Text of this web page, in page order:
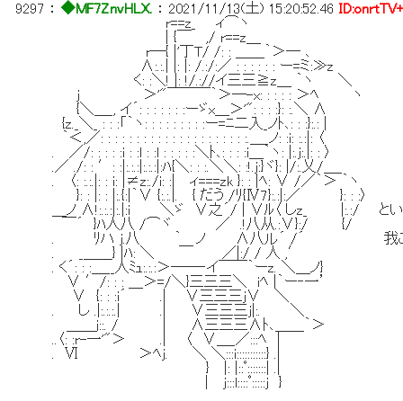
9297 ：◆MF7ZnvHLX. ：2021/11/13(土) 15:20:52.46
r==z_ ィ⌒ヽ
| {￣ ,/ r==z＿
r─{ |'丁T/ /: : ＿＿｀＞─ ､
∧:.:.| |: |: /.:/:／ : : : : : : ー=ミ:≫z
く: :＼! |: !/.://イ三三≧z＿ ｀ヽ ＼
j ＞'"￣￣￣｀＞─-x: : : : : ＞ﾍ ヽ
{＼＿_, イ´: : : : : : :ーゞx＿＞'": : : :}: :.＼ ∧
{z._＼_ : : :「｀ヽ: : : : : : : : :ー=ﾆ二入_ノﾄ､: : :}:.: |
｀＜,／: : : : : : : : : : : : : : : : : : : : :.＿_ノ: :i: :.:|: 〈
. ／/: : : : :i : :l : :l : : : : :＼ﾄ､: : : :i＿｀ヽ: |:.j:.|: : 〉
.／ ./: : ′: :|:.:.:|:.:.:|:ﾊ{＼: : :.＼＼: :!.j:}ヾ}: |/:.乂/＿_
. 〈: :.:.|: : i: |≠z:./i: :| ィ===zk }: : |ﾍ: ∨ /／｀＞ ｀ヽ
}: : |: : |:.{:|｀∨ {:.:.|. { だう /ﾘ{Ⅳ7}:.:|:／ }: : :〉
＿ノ ∧!:.:.:|:.|:i ＼ゞ ∨之´/ | ∨ﾙ〈 しz_ |:.:/ という
￣´ }ﾊ人八 /⌒ヾ ／ .!八从.:∨}:/ {/
. ﾘハ j.八 ｀ ノ ∧八ル´ /´ 我こそはとい
. _＿＿} |ﾊ: ＼ ￣ ／|:/ / 人 ,′
. く´: : :＿__人ﾐｭ:.:.:＞──‐イ￣￣｀ーz. ＼＿ノ}
∨ ′/: : : ＿＞=/＼}三三三＼ iﾍ |｀ー‐一’ ﾄｳ
∨ {: : :i´ .| ∨三三三j∨ ＼ ｵﾚﾊﾊﾟｽ、ｴ
. し .|:.:.:.| .| ∨三三三j|:. ＼ ｵｰﾃﾞｨﾝｶﾗﾉ
＿＿j::. / | ∧三三三∧ﾄ､＿＿｀＞
..〈: :r-一'"＞ .| 〈 ∨＿_／:::ﾍ |
. Ⅵ ＞ﾍj. ＼ ＼:::i:::::::::::} .|
} |: |::ﾟ:::::::| .|
| j:::l::::ﾟ:::::j }